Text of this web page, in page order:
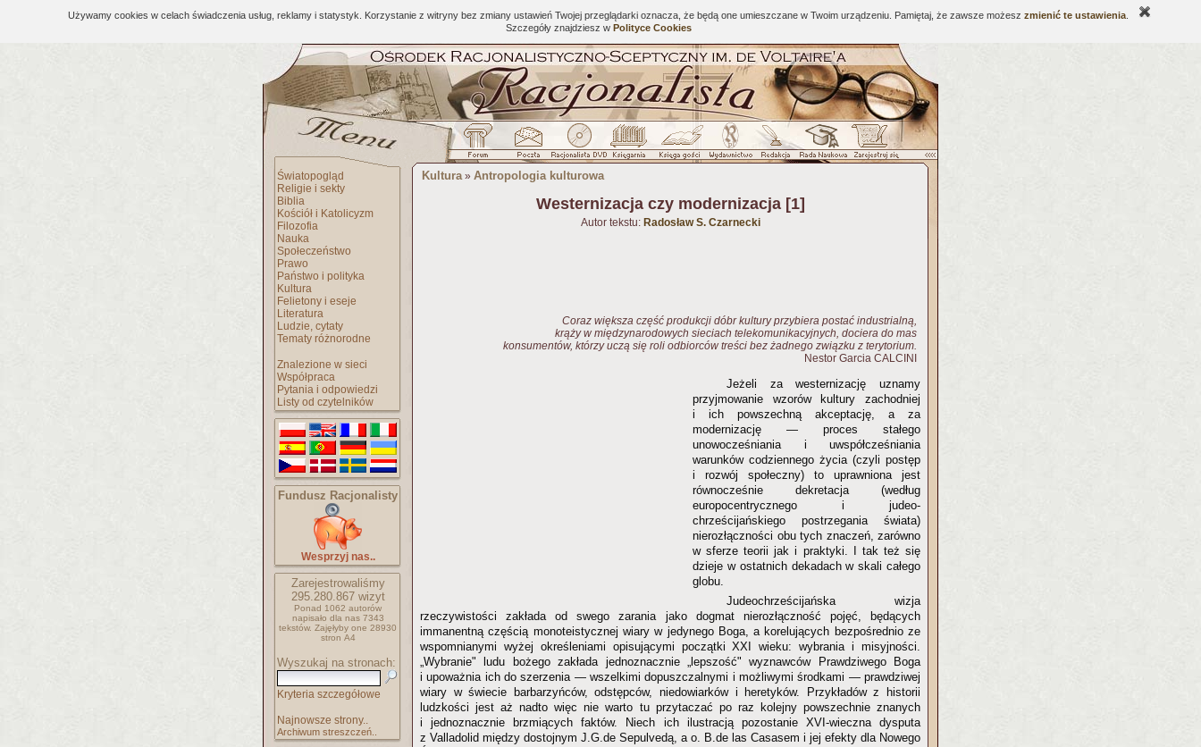
Używamy cookies w celach świadczenia usług, reklamy i statystyk. Korzystanie z witryny bez zmiany ustawień Twojej przeglądarki oznacza, że będą one umieszczane w Twoim urządzeniu. Pamiętaj, że zawsze możesz zmienić te ustawienia
Szczegóły znajdziesz w Polityce Cookies
Światopogląd
Religie i sekty
Biblia
Kościół i Katolicyzm
Filozofia
Nauka
Społeczeństwo
Prawo
Państwo i polityka
Kultura
Felietony i eseje
Literatura
Ludzie, cytaty
Tematy różnorodne
Znalezione w sieci
Współpraca
Pytania i odpowiedzi
Listy od czytelników
Fundusz Racjonalisty
Wesprzyj nas..
Zarejestrowaliśmy
295.280.867wizyt
Ponad 1062 autorów
napisało dla nas 7343
tekstów. Zajęłyby one 28930
stron A4
Wyszukaj na stronach:
Kryteria szczegółowe
Najnowsze strony..
Archiwum streszczeń..
Kultura» Antropologia kulturowa
Westernizacja czy modernizacja [1]
Autor tekstu: Radosław S. Czarnecki
Coraz większa część produkcji dóbr kultury przybiera postać industrialną,
krąży w międzynarodowych sieciach telekomunikacyjnych, dociera do mas
konsumentów, którzy uczą się roli odbiorców treści bez żadnego związku z terytorium.
Nestor Garcia CALCINI
Jeżeli za westernizację uznamy
przyjmowanie wzorów kultury zachodniej
i ich powszechną akceptację, a za
modernizację — proces stałego
unowocześniania i uwspółcześniania
warunków codziennego życia (czyli postęp
i rozwój społeczny) to uprawniona jest
równocześnie dekretacja (według
europocentrycznego i judeo-
chrześcijańskiego postrzegania świata)
nierozłączności obu tych znaczeń, zarówno
w sferze teorii jak i praktyki. I tak też się
dzieje w ostatnich dekadach w skali całego
globu.
Judeochrześcijańska wizja
rzeczywistości zakłada od swego zarania jako dogmat nierozłączność pojęć, będących
immanentną częścią monoteistycznej wiary w jedynego Boga, a korelujących bezpośrednio ze
wspomnianymi wyżej określeniami opisującymi początki XXI wieku: wybrania i misyjności.
„Wybranie" ludu bożego zakłada jednoznacznie „lepszość" wyznawców Prawdziwego Boga
i upoważnia ich do szerzenia — wszelkimi dopuszczalnymi i możliwymi środkami — prawdziwej
wiary w świecie barbarzyńców, odstępców, niedowiarków i heretyków. Przykładów z historii
ludzkości jest aż nadto więc nie warto tu przytaczać po raz kolejny powszechnie znanych
i jednoznacznie brzmiących faktów. Niech ich ilustracją pozostanie XVI-wieczna dysputa
z Valladolid między dostojnym J.G.de Sepulvedą, a o. B.de las Casasem i jej efekty dla Nowego